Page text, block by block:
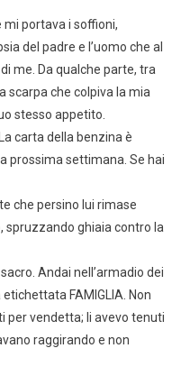
mi portava i soffioni,
del padre e l’uomo che al
me. Da qualche parte, tra
scarpa che colpiva la mia
stesso appetito.
carta della benzina è
prossima settimana. Se hai
che persino lui rimase
spruzzando ghiaia contro la
Andai nell’armadio dei
FAMIGLIA. Non
per vendetta; li avevo tenuti
raggirando e non